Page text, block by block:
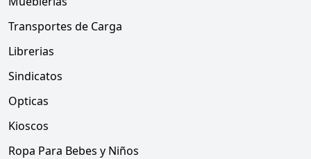
Transportes de Carga
Librerias
Sindicatos
Opticas
Kioscos
Ropa Para Bebes y Niños